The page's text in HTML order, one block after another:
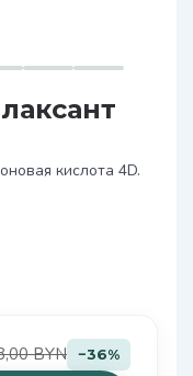
кислота 4D.
BYN −36%